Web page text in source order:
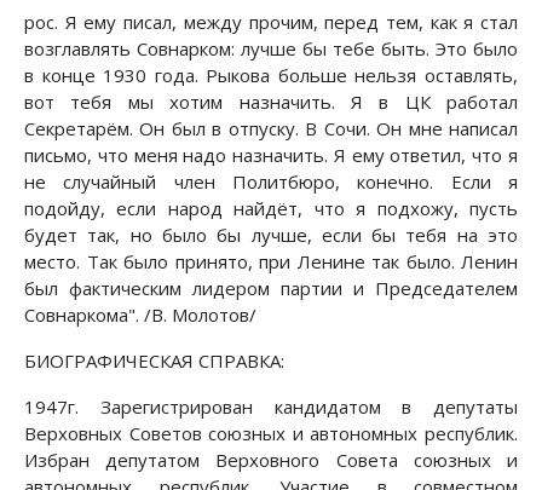
рос. Я ему писал, между прочим, перед тем, как я стал
возглавлять Совнарком: лучше бы тебе быть. Это было
в конце 1930 года. Рыкова больше нельзя оставлять,
вот тебя мы хотим назначить. Я в ЦК работал
Секретарём. Он был в отпуску. В Сочи. Он мне написал
письмо, что меня надо назначить. Я ему ответил, что я
не случайный член Политбюро, конечно. Если я
подойду, если народ найдёт, что я подхожу, пусть
будет так, но было бы лучше, если бы тебя на это
место. Так было принято, при Ленине так было. Ленин
был фактическим лидером партии и Председателем
Совнаркома". /В. Молотов/
БИОГРАФИЧЕСКАЯ СПРАВКА:
1947г. Зарегистрирован кандидатом в депутаты
Верховных Советов союзных и автономных республик.
Избран депутатом Верховного Совета союзных и